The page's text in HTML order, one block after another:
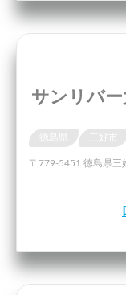
サンリバ
〒779-5451 徳島県三